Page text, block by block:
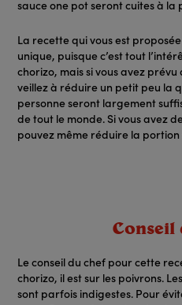
sauce one pot seront cuites à la
La recette qui vous est
unique, puisque c’est tout
chorizo, mais si vous avez
veillez à réduire un petit peu la
personne seront largement
de tout le monde. Si vous avez
pouvez même réduire la portion
Conseil
Le conseil du chef pour cette
chorizo, il est sur les poivrons.
sont parfois indigestes. Pour